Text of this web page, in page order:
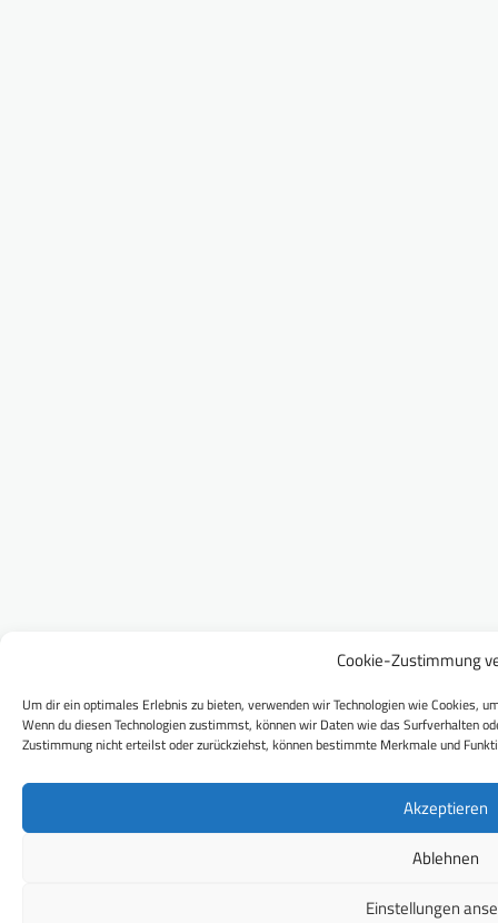
Cookie-Zustimmung
Um dir ein optimales Erlebnis zu bieten, verwenden wir Technologien wie Cookies,
Wenn du diesen Technologien zustimmst, können wir Daten wie das Surfverhalten
Zustimmung nicht erteilst oder zurückziehst, können bestimmte Merkmale und
Akzeptieren
Ablehnen
Einstellungen